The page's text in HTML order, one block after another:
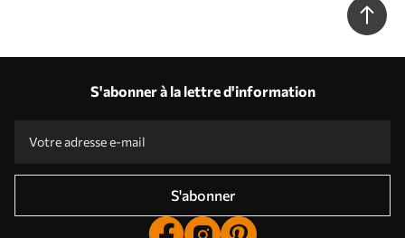
S'abonner à la lettre d'information
S'abonner